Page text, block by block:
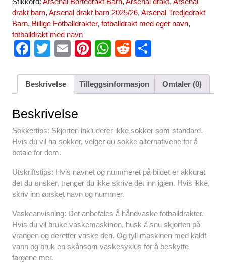
drakt barn, Arsenal drakt barn 2025/26, Arsenal Tredjedrakt
Barn, Billige Fotballdrakter, fotballdrakt med eget navn,
fotballdrakt med navn
F
c
b
o
o
k
T
tt
E
ail
Pi
er
e
W
at
s
p
p
R
d
di
ar
e
Beskrivelse Tilleggsinformasjon Omtaler (0)
Beskrivelse
Sokkertips: Skjorten inkluderer ikke sokker som standard.
Hvis du vil ha sokker, velger du sokke alternativene for å
betale for dem.
Utskriftstips: Hvis navnet og nummeret på bildet er akkurat
det du ønsker, trenger du ikke skrive det inn igjen. Hvis ikke,
skriv inn ønsket navn og nummer.
Vaskeanvisning: Det anbefales å håndvaske fotballdrakter.
Hvis du vil bruke vaskemaskinen, husk å snu skjorten på
vrangen og deretter vaske den. Og fyll maskinen med kaldt
vann og bruk en skånsom vaskesyklus for å beskytte
fargene mer.